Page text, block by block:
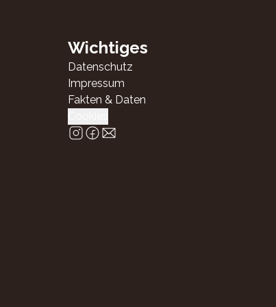
Wichtiges
Datenschutz
Impressum
Fakten & Daten